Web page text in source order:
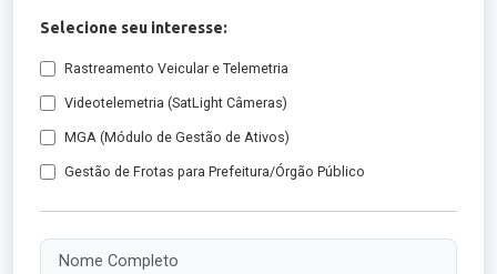
Selecione seu interesse:
Rastreamento Veicular e Telemetria
Videotelemetria (SatLight Câmeras)
MGA (Módulo de Gestão de Ativos)
Gestão de Frotas para Prefeitura/Órgão Público
Nome Completo